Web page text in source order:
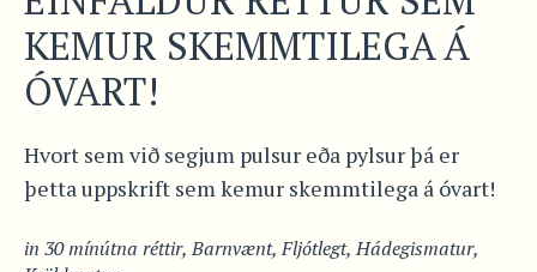
KEMUR SKEMMTILEGA Á
ÓVART!
Hvort sem við segjum pulsur eða pylsur þá er
þetta uppskrift sem kemur skemmtilega á óvart!
in 30 mínútna réttir,Barnvænt,Fljótlegt,Hádegismatur,